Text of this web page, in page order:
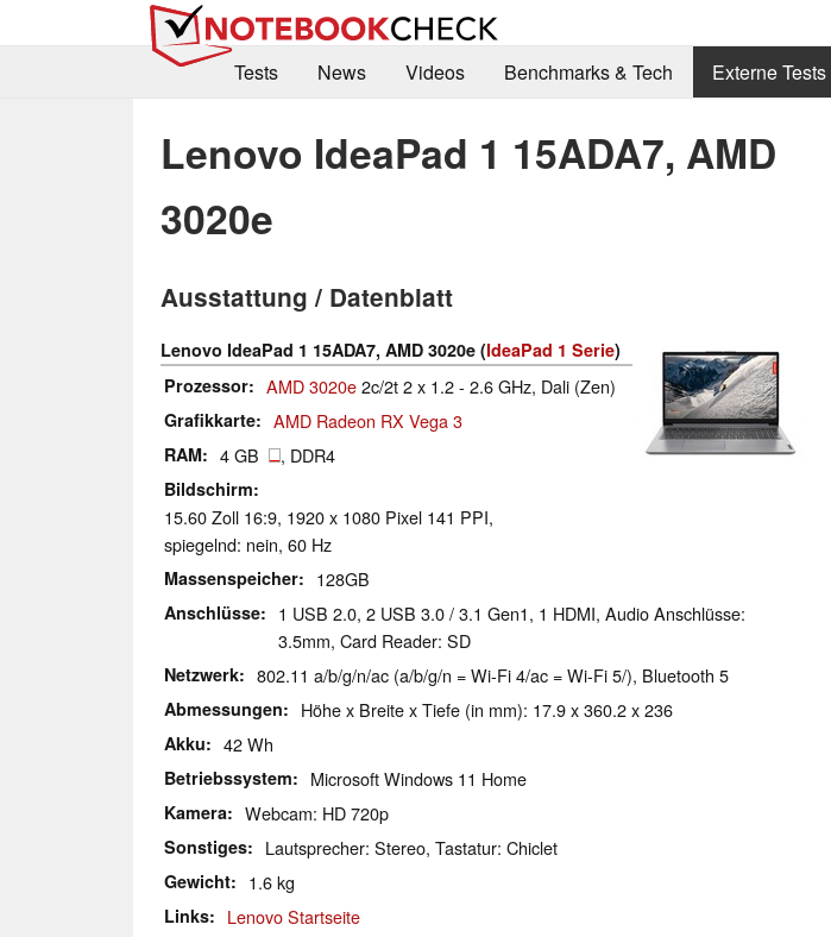
Tests
News Videos Benchmarks & Tech Externe Tests
Lenovo IdeaPad 1 15ADA7, AMD
3020e
Ausstattung / Datenblatt
Lenovo IdeaPad 1 15ADA7, AMD 3020e (IdeaPad 1 Serie)
Prozessor
AMD 3020e2c/2t 2 x 1.2 - 2.6 GHz, Dali (Zen)
Grafikkarte AMD Radeon RX Vega 3
RAM 4 GB , DDR4
Bildschirm
15.60 Zoll 16:9, 1920 x 1080 Pixel 141 PPI,
spiegelnd: nein, 60 Hz
Massenspeicher 128GB
Anschlüsse
1 USB 2.0, 2 USB 3.0 / 3.1 Gen1, 1 HDMI, Audio Anschlüsse:
3.5mm, Card Reader: SD
Netzwerk 802.11 a/b/g/n/ac (a/b/g/n = Wi-Fi 4/ac = Wi-Fi 5/), Bluetooth 5
Abmessungen Höhe x Breite x Tiefe (in mm): 17.9 x 360.2 x 236
Akku 42 Wh
Betriebssystem Microsoft Windows 11 Home
Kamera Webcam: HD 720p
Sonstiges Lautsprecher: Stereo, Tastatur: Chiclet
Gewicht 1.6 kg
Links Lenovo Startseite